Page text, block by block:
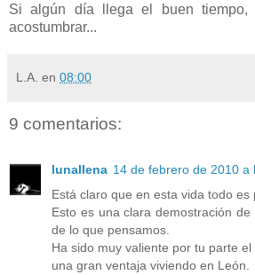
Si algún día llega el buen
acostumbrar...
L.A. en 08:00
9 comentarios:
lunallena 14 de febrero de 2010 a
Está claro que en esta vida todo es
Esto es una clara demostración
de lo que pensamos.
Ha sido muy valiente por tu parte
una gran ventaja viviendo en León.